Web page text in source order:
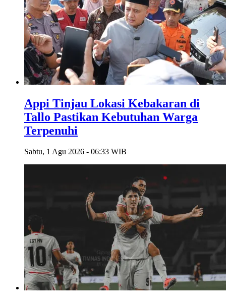
Appi Tinjau Lokasi Kebakaran di
Tallo Pastikan Kebutuhan Warga
Terpenuhi
Sabtu, 1 Agu 2026 - 06:33 WIB